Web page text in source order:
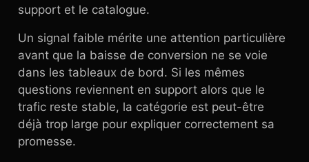
support et le catalogue.
Un signal faible mérite une attention particulière
avant que la baisse de conversion ne se voie
dans les tableaux de bord. Si les mêmes
questions reviennent en support alors que le
trafic reste stable, la catégorie est peut-être
déjà trop large pour expliquer correctement sa
promesse.